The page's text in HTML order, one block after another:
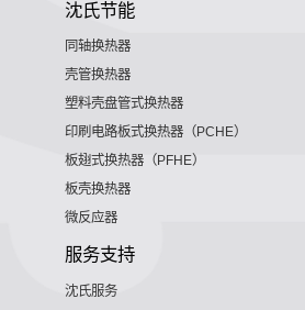
沈氏节能
同轴换热器
壳管换热器
塑料壳盘管式换热器
印刷电路板式换热器（PCHE）
板翅式换热器（PFHE）
板壳换热器
微反应器
服务支持
沈氏服务